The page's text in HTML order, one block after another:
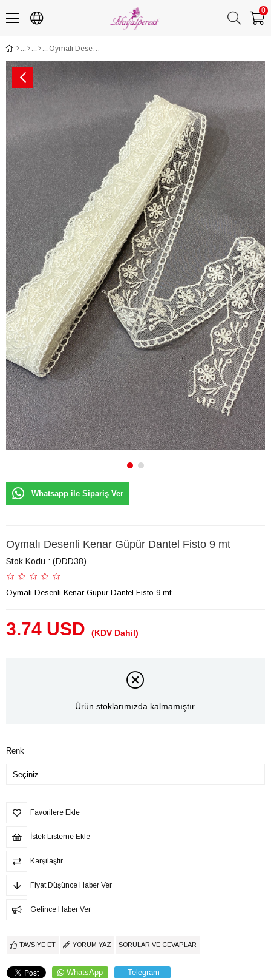
0
Oymalı Desenli Kenar Güpür Dantel Fisto 9 mt
Whatsapp ile Sipariş Ver
Oymalı Desenli Kenar Güpür Dantel Fisto 9 mt
Stok Kodu (DDD38)
Oymalı Desenli Kenar Güpür Dantel Fisto 9 mt
3.74 USD (KDV Dahil)
Ürün stoklarımızda kalmamıştır.
Renk
Favorilere Ekle
İstek Listeme Ekle
Karşılaştır
Fiyat Düşünce Haber Ver
Gelince Haber Ver
TAVSIYE ET YORUM YAZ SORULAR VE CEVAPLAR
WhatsApp Telegram